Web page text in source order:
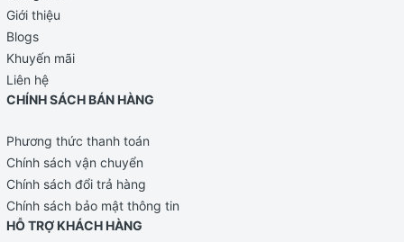
Giới thiệu
Blogs
Khuyến mãi
Liên hệ
CHÍNH SÁCH BÁN HÀNG
Phương thức thanh toán
Chính sách vận chuyển
Chính sách đổi trả hàng
Chính sách bảo mật thông tin
HỖ TRỢ KHÁCH HÀNG